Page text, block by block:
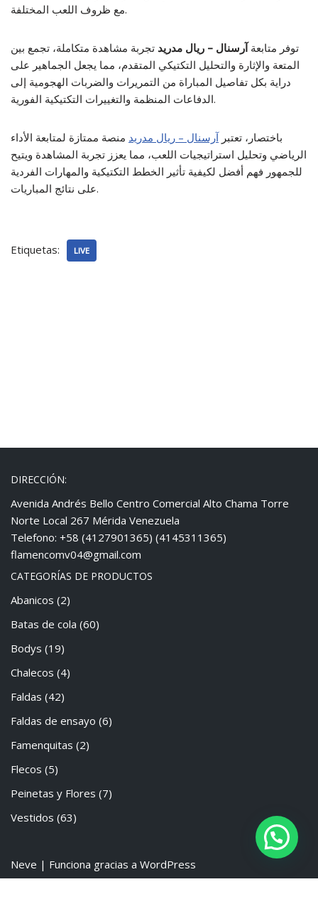
مع ظروف اللعب المختلفة.
توفر متابعةآرسنال – ريال مدريد تجربة مشاهدة متكاملة، تجمع بين
المتعة والإثارة والتحليل التكتيكي المتقدم، مما يجعل الجماهير على
دراية بكل تفاصيل المباراة من التمريرات والضربات الهجومية إلى
الدفاعات المنظمة والتغييرات التكتيكية الفورية.
باختصار، تعتبرآرسنال – ريال مدريد منصة ممتازة لمتابعة الأداء
الرياضي وتحليل استراتيجيات اللعب، مما يعزز تجربة المشاهدة ويتيح
للجمهور فهم أفضل لكيفية تأثير الخطط التكتيكية والمهارات الفردية
على نتائج المباريات.
Etiquetas: LIVE
DIRECCIÓN:
Avenida Andrés Bello Centro Comercial Alto Chama Torre
Norte Local 267 Mérida Venezuela
Telefono: +58 (4127901365) (4145311365)
flamencomv04@gmail.com
CATEGORÍAS DE PRODUCTOS
Abanicos (2)
Batas de cola (60)
Bodys (19)
Chalecos (4)
Faldas (42)
Faldas de ensayo (6)
Famenquitas (2)
Flecos (5)
Peinetas y Flores (7)
Vestidos (63)
Neve | Funciona gracias a WordPress